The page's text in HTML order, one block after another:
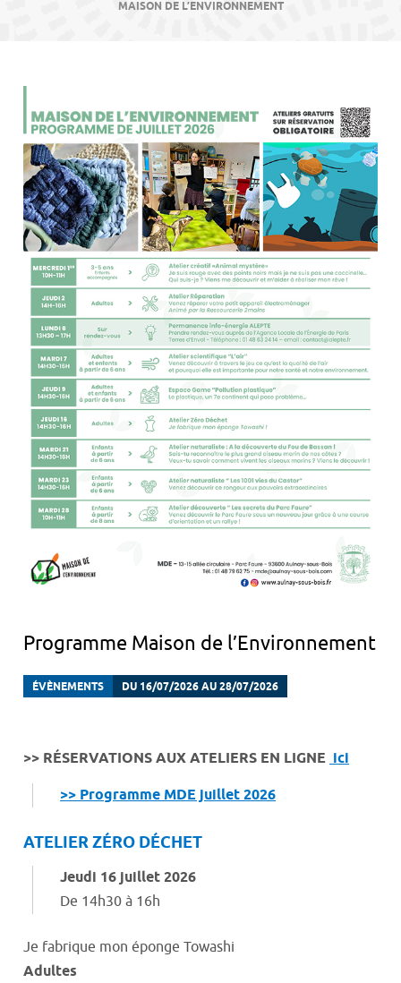
MAISON DE L’ENVIRONNEMENT
Programme Maison de l’Environnement
ÉVÈNEMENTS DU 16/07/2026 AU 28/07/2026
>> RÉSERVATIONS AUX ATELIERS EN LIGNEici
>> Programme MDE juillet 2026
ATELIER ZÉRO DÉCHET
Jeudi 16 juillet 2026
De 14h30 à 16h
Je fabrique mon éponge Towashi
Adultes